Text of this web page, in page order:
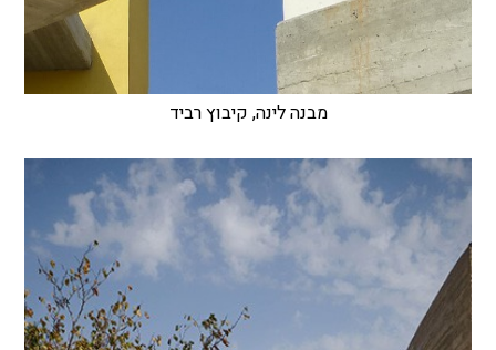
מבנה לינה, קיבוץ רביד